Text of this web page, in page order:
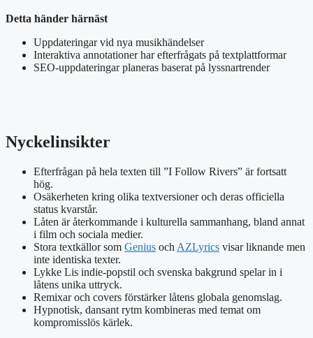
Detta händer härnäst
Uppdateringar vid nya musikhändelser
Interaktiva annotationer har efterfrågats på textplattformar
SEO-uppdateringar planeras baserat på lyssnartrender
Nyckelinsikter
Efterfrågan på hela texten till ”I Follow Rivers” är fortsatt
hög.
Osäkerheten kring olika textversioner och deras officiella
status kvarstår.
Låten är återkommande i kulturella sammanhang, bland annat
i film och sociala medier.
Stora textkällor som Genius och AZLyrics visar liknande men
inte identiska texter.
Lykke Lis indie-popstil och svenska bakgrund spelar in i
låtens unika uttryck.
Remixar och covers förstärker låtens globala genomslag.
Hypnotisk, dansant rytm kombineras med temat om
kompromisslös kärlek.